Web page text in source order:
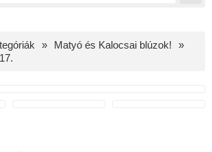
Matyó és Kalocsai blúzok!